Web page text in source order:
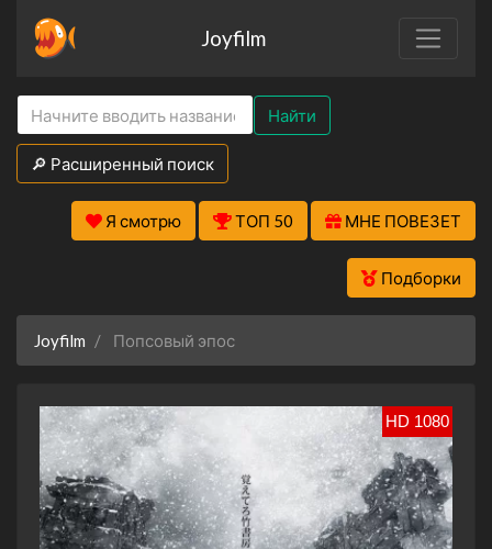
Joyfilm
Найти
🔎 Расширенный поиск
Я смотрю ТОП 50 МНЕ ПОВЕЗЕТ
Подборки
Joyfilm Попсовый эпос
HD 1080